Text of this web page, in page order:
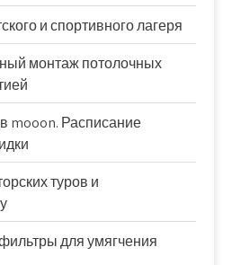
и спортивного лагеря
монтаж потолочных
mooon. Расписание
туров и
для умягчения